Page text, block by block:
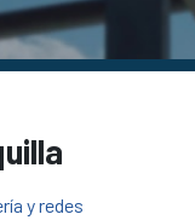
y redes